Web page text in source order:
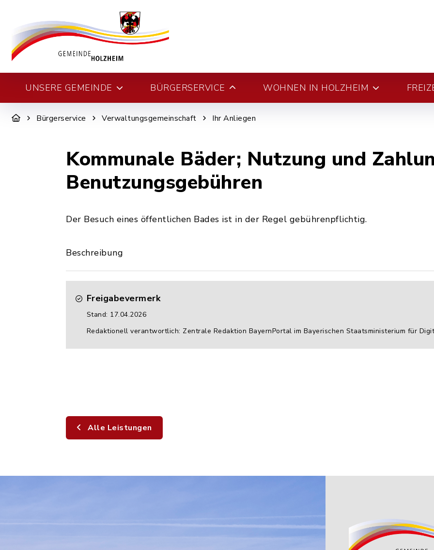
UNSERE GEMEINDE BÜRGERSERVICE WOHNEN IN HOLZHEIM
Bürgerservice Verwaltungsgemeinschaft Ihr Anliegen
Kommunale Bäder; Nutzung und
Benutzungsgebühren
Der Besuch eines öffentlichen Bades ist in der Regel gebührenpflichtig.
Beschreibung
Freigabevermerk
Stand: 17.04.2026
Redaktionell verantwortlich: Zentrale Redaktion BayernPortal im Bayerischen Staatsministerium für
Alle Leistungen